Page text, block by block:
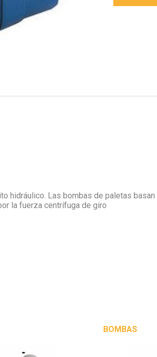
hidráulico. Las bombas de paletas
la fuerza centrífuga de giro
BOMBAS